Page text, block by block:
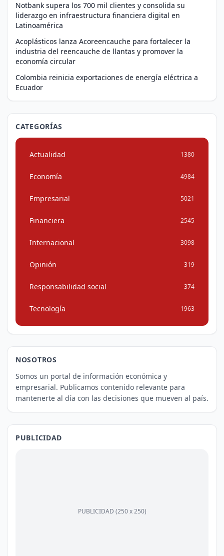
Notbank supera los 700 mil clientes y consolida su
liderazgo en infraestructura financiera digital en
Latinoamérica
Acoplásticos lanza Acoreencauche para fortalecer la
industria del reencauche de llantas y promover la
economía circular
Colombia reinicia exportaciones de energía eléctrica a
Ecuador
CATEGORÍAS
Actualidad 1380
Economía 4984
Empresarial 5021
Financiera 2545
Internacional 3098
Opinión 319
Responsabilidad social 374
Tecnología 1963
NOSOTROS
Somos un portal de información económica y
empresarial. Publicamos contenido relevante para
mantenerte al día con las decisiones que mueven al país.
PUBLICIDAD
PUBLICIDAD (250 x 250)